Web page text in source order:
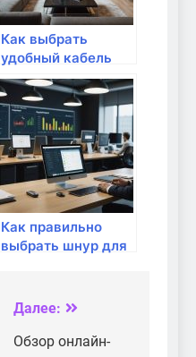
Как выбрать
удобный кабель
для подключения
интернета?
Как правильно
выбрать шнур для
Далее:
Обзор онлайн-